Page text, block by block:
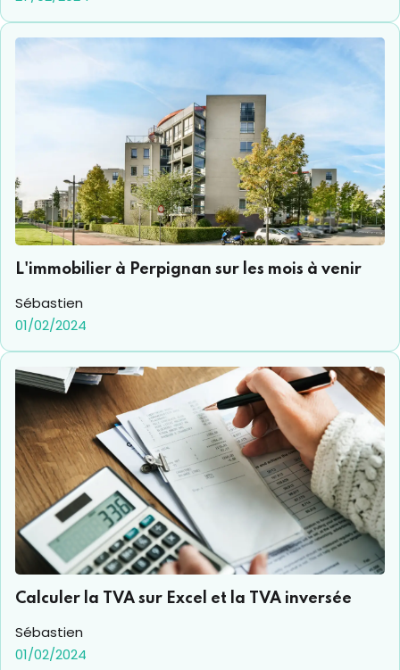
L'immobilier à Perpignan sur les mois à venir
Sébastien
01/02/2024
Calculer la TVA sur Excel et la TVA inversée
Sébastien
01/02/2024